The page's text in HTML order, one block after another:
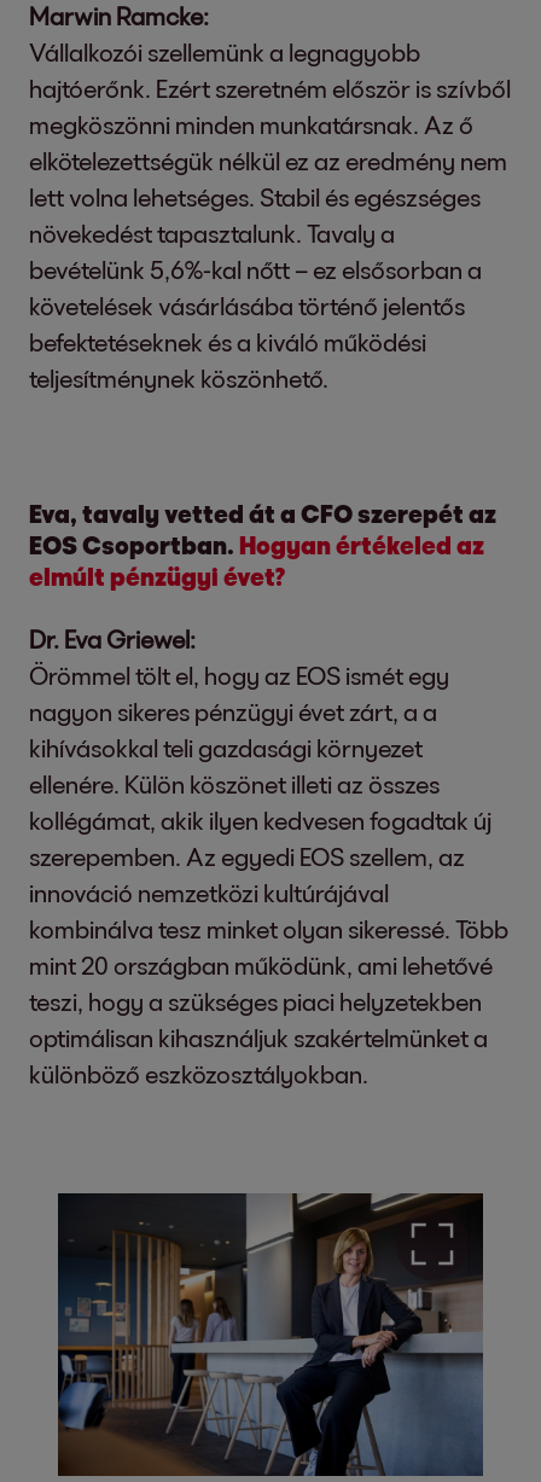
Marwin Ramcke:
Vállalkozói szellemünk a legnagyobb
hajtóerőnk. Ezért szeretném először is szívből
megköszönni minden munkatársnak. Az ő
elkötelezettségük nélkül ez az eredmény nem
lett volna lehetséges. Stabil és egészséges
növekedést tapasztalunk. Tavaly a
bevételünk 5,6%-kal nőtt – ez elsősorban a
követelések vásárlásába történő jelentős
befektetéseknek és a kiváló működési
teljesítménynek köszönhető.
Eva, tavaly vetted át a CFO szerepét az
EOS Csoportban. Hogyan értékeled az
elmúlt pénzügyi évet?
Dr. Eva Griewel:
Örömmel tölt el, hogy az EOS ismét egy
nagyon sikeres pénzügyi évet zárt, a a
kihívásokkal teli gazdasági környezet
ellenére. Külön köszönet illeti az összes
kollégámat, akik ilyen kedvesen fogadtak új
szerepemben. Az egyedi EOS szellem, az
innováció nemzetközi kultúrájával
kombinálva tesz minket olyan sikeressé. Több
mint 20 országban működünk, ami lehetővé
teszi, hogy a szükséges piaci helyzetekben
optimálisan kihasználjuk szakértelmünket a
különböző eszközosztályokban.